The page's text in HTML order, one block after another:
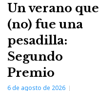
Un verano que
(no) fue una
pesadilla:
Segundo
Premio
6 de agosto de 2026